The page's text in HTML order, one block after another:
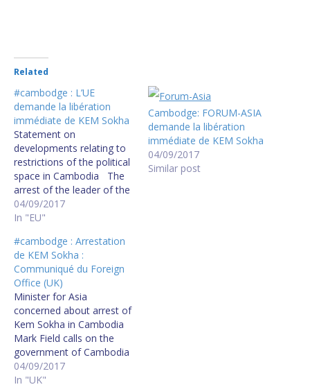
Related
#cambodge : L’UE
demande la libération
immédiate de KEM Sokha
Statement on
developments relating to
restrictions of the political
space in Cambodia The
arrest of the leader of the
Cambodian National
Rescue Party, Kem Sokha
September, in breach of
his parliamentary
immunity, marks a
dangerous political
escalation. Along with
recent actions by the
authorities…
04/09/2017
In "EU"
Cambodge: FORUM-ASIA
demande la libération
immédiate de KEM Sokha
04/09/2017
Similar post
#cambodge : Arrestation
de KEM Sokha :
Communiqué du Foreign
Office (UK)
Minister for Asia
concerned about arrest of
Kem Sokha in Cambodia
Mark Field calls on the
government of Cambodia
to take action to restore
prospects for a free and
04/09/2017
In "UK"